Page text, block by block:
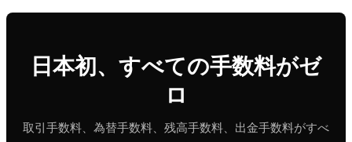
日本初、すべての手数料がゼ
ロ
取引手数料、為替手数料、残高手数料、出金手数料がすべ